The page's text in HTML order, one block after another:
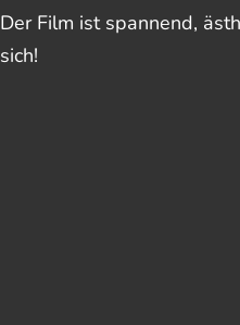
Der Film ist spannend,
sich!